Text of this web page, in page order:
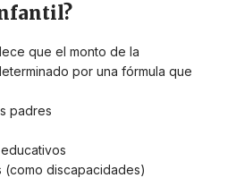
que el monto de la
por una fórmula que
padres
(como discapacidades)